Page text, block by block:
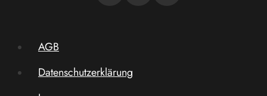
AGB
Datenschutzerklärung